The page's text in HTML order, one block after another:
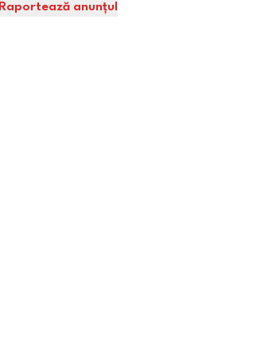
Raportează anunțul